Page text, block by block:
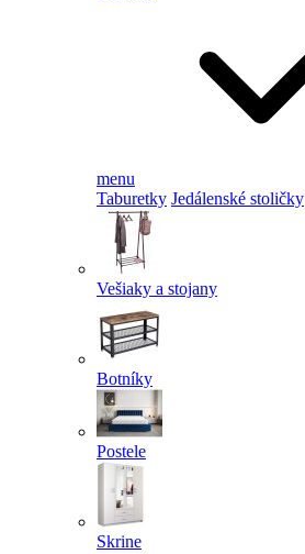
menu
Taburetky Jedálenské stoličky
Vešiaky a stojany
Botníky
Postele
Skrine